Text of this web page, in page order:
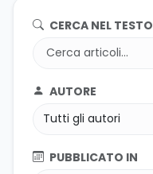
CERCA NEL TESTO
AUTORE
PUBBLICATO IN